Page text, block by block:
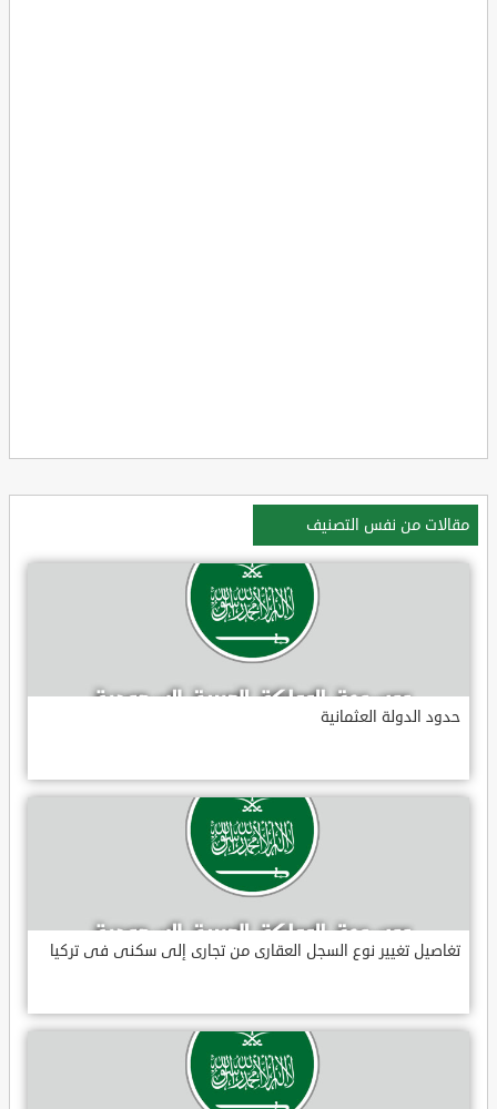
مقالات من نفس التصنيف
حدود الدولة العثمانية
تغاصيل تغيير نوع السجل العقارى من تجارى إلى سكنى فى تركيا